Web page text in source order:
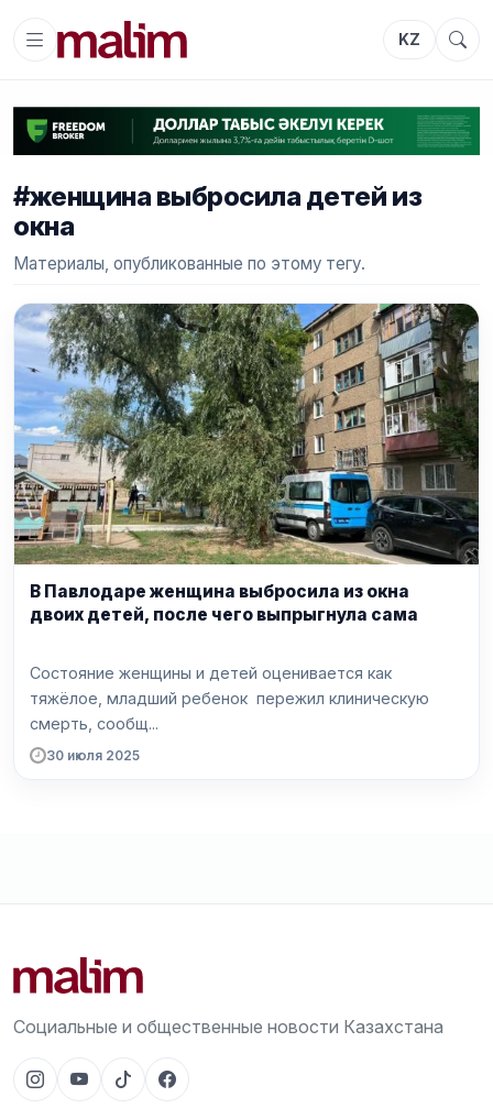
KZ
#женщина выбросила детей из
окна
Материалы, опубликованные по этому тегу.
В Павлодаре женщина выбросила из окна
двоих детей, после чего выпрыгнула сама
Состояние женщины и детей оценивается как
тяжёлое, младший ребенок пережил клиническую
смерть, сообщ...
30 июля 2025
Социальные и общественные новости Казахстана